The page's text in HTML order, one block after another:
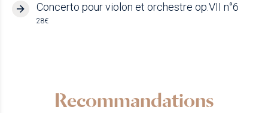
Concerto pour violon et orchestre op.VII n°6
28€
Recommandations